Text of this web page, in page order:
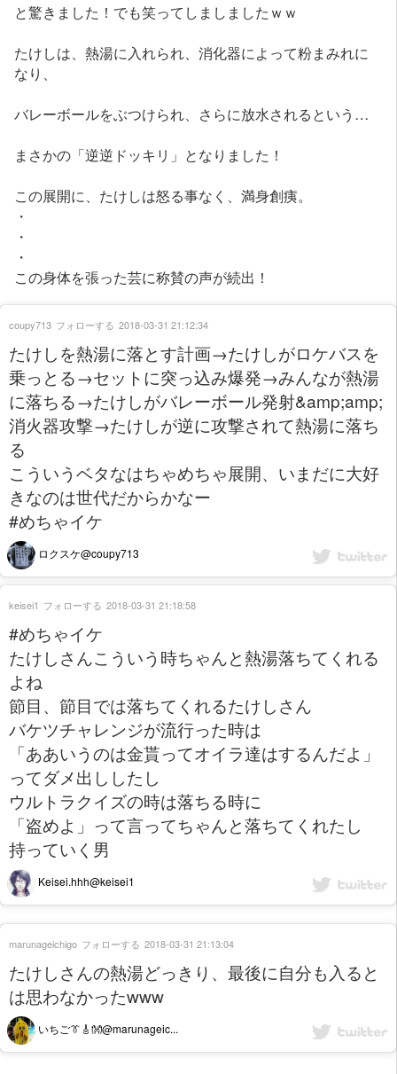
と驚きました！でも笑ってしましましたｗｗ
たけしは、熱湯に入れられ、消化器によって粉まみれに
なり、
バレーボールをぶつけられ、さらに放水されるという…
まさかの「逆逆ドッキリ」となりました！
この展開に、たけしは怒る事なく、満身創痍。
・
・
・
この身体を張った芸に称賛の声が続出！
たけしを熱湯に落とす計画→たけしがロケバスを
乗っとる→セットに突っ込み爆発→みんなが熱湯
に落ちる→たけしがバレーボール発射&amp;amp;
消火器攻撃→たけしが逆に攻撃されて熱湯に落ち
る
こういうベタなはちゃめちゃ展開、いまだに大好
きなのは世代だからかなー
#めちゃイケ
ロクスケ@coupy713
coupy713 フォローする 2018-03-31 21:12:34
#めちゃイケ
たけしさんこういう時ちゃんと熱湯落ちてくれる
よね
節目、節目では落ちてくれるたけしさん
バケツチャレンジが流行った時は
「ああいうのは金貰ってオイラ達はするんだよ」
ってダメ出ししたし
ウルトラクイズの時は落ちる時に
「盗めよ」って言ってちゃんと落ちてくれたし
持っていく男
Keisei.hhh@keisei1
keisei1 フォローする 2018-03-31 21:18:58
たけしさんの熱湯どっきり、最後に自分も入ると
は思わなかったwww
いちご👔🎸👐@marunageic...
marunageichigo フォローする 2018-03-31 21:13:04